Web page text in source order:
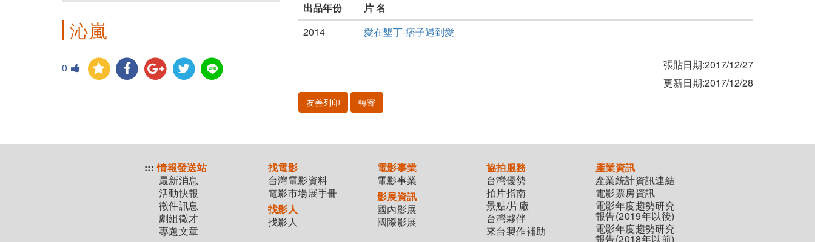
沁嵐
0
出品年份
片 名
2014
愛在墾丁-痞子遇到愛
張貼日期:2017/12/27
更新日期:2017/12/28
友善列印 轉寄
::: 情報發送站
最新消息
活動快報
徵件訊息
劇組徵才
專題文章
找電影
台灣電影資料
電影市場展手冊
找影人
找影人
電影事業
電影事業
影展資訊
國內影展
國際影展
協拍服務
台灣優勢
拍片指南
景點/片廠
台灣夥伴
來台製作補助
產業資訊
產業統計資訊連結
電影票房資訊
電影年度趨勢研究
報告(2019年以後)
電影年度趨勢研究
報告(2018年以前)